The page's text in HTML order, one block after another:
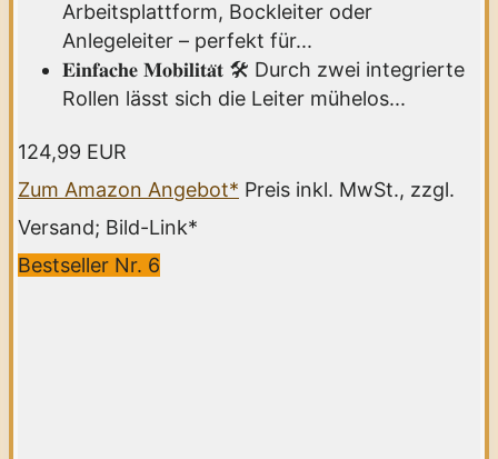
Arbeitsplattform, Bockleiter oder
Anlegeleiter – perfekt für...
𝐄𝐢𝐧𝐟𝐚𝐜𝐡𝐞 𝐌𝐨𝐛𝐢𝐥𝐢𝐭𝐚̈𝐭 🛠️ Durch zwei integrierte
Rollen lässt sich die Leiter mühelos...
124,99 EUR
Zum Amazon Angebot* Preis inkl. MwSt., zzgl.
Versand; Bild-Link*
Bestseller Nr. 6